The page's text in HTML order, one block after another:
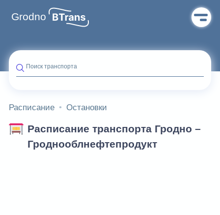
Grodno
Поиск транспорта
Расписание Остановки
Расписание транспорта Гродно –
Гроднооблнефтепродукт